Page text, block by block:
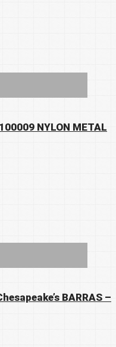
NYLON METAL
BARRAS –